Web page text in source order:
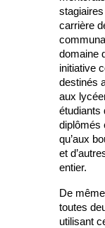
carrière
domaine
initiative
destinés
aux
étudiants
diplômés
qu’aux
et
entier.
De
toutes
utilisant